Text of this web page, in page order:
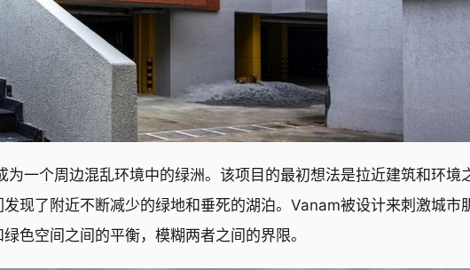
为一个周边混乱环境中的绿洲。该项目的最初想法是拉近建筑和环境
现了附近不断减少的绿地和垂死的湖泊。Vanam被设计来刺激城市
色空间之间的平衡，模糊两者之间的界限。